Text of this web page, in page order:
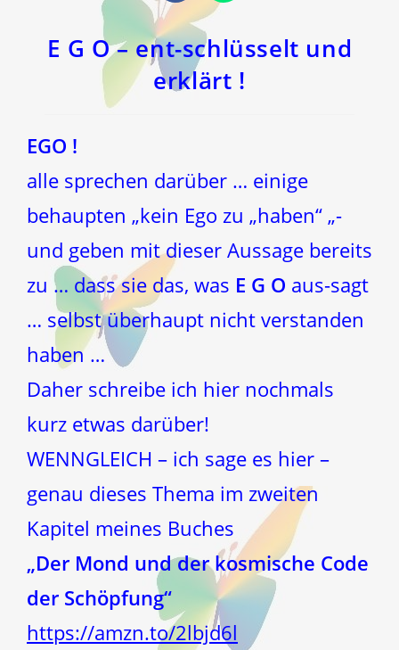
einem
neuen
Fenster Fenster
E G O – ent-schlüsselt und
erklärt !
EGO !
alle sprechen darüber … einige
behaupten „kein Ego zu „haben“ „-
und geben mit dieser Aussage bereits
zu … dass sie das, was E G O aus-sagt
… selbst überhaupt nicht verstanden
haben …
Daher schreibe ich hier nochmals
kurz etwas darüber!
WENNGLEICH – ich sage es hier –
genau dieses Thema im zweiten
Kapitel meines Buches
„Der Mond und der kosmische Code
der Schöpfung“
https://amzn.to/2lbjd6l